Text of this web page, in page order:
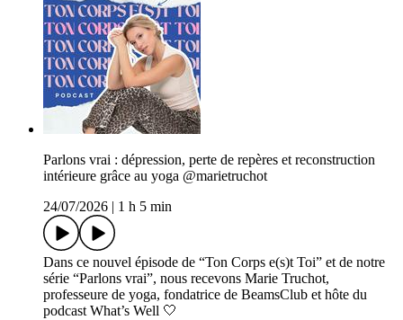
Parlons vrai : dépression, perte de repères et reconstruction
intérieure grâce au yoga @marietruchot
24/07/2026
1 h 5 min
Dans ce nouvel épisode de “Ton Corps e(s)t Toi” et de notre
série “Parlons vrai”, nous recevons Marie Truchot,
professeure de yoga, fondatrice de BeamsClub et hôte du
podcast What’s Well 🤍